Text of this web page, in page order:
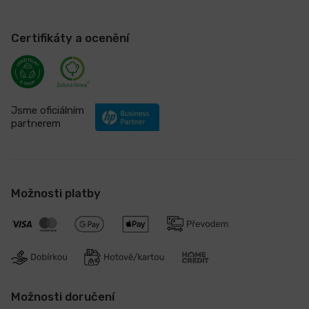
Certifikáty a ocenění
Jsme oficiálním
partnerem
Možnosti platby
Možnosti doručení